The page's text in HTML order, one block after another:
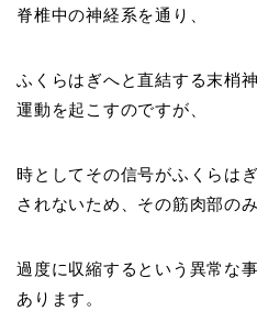
脊椎中の神経系を通り、
ふくらはぎへと直結する末梢
運動を起こすのですが、
時としてその信号がふくらは
されないため、その筋肉部の
過度に収縮するという異常な
あります。